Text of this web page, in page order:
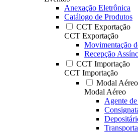
Anexação Eletrônica
Catálogo de Produtos
CCT Exportação
CCT Exportação
Movimentação
Recepção
CCT Importação
CCT Importação
Modal Aéreo
Modal Aéreo
Agente